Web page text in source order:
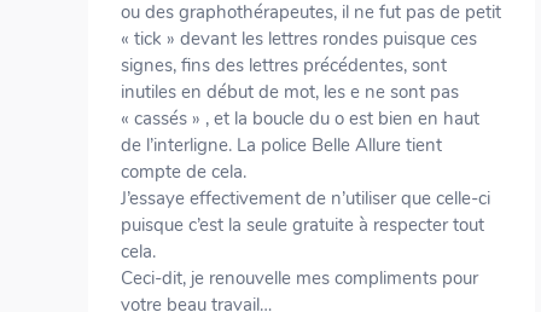
ou des graphothérapeutes, il ne fut pas de petit
« tick » devant les lettres rondes puisque ces
signes, fins des lettres précédentes, sont
inutiles en début de mot, les e ne sont pas
« cassés » , et la boucle du o est bien en haut
de l’interligne. La police Belle Allure tient
compte de cela.
J’essaye effectivement de n’utiliser que celle-ci
puisque c’est la seule gratuite à respecter tout
cela.
Ceci-dit, je renouvelle mes compliments pour
votre beau travail…